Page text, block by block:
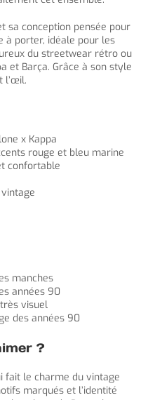
sa conception pensée pour
à porter, idéale pour les
du streetwear rétro ou
et Barça. Grâce à son style
l’œil.
x Kappa
rouge et bleu marine
confortable
manches
années 90
visuel
des années 90
?
fait le charme du vintage
marqués et l’identité